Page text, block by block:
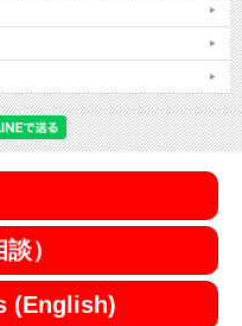
）
(English)